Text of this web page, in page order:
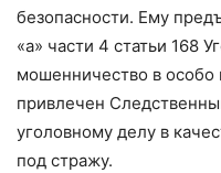
безопасности. Ему
«а» части 4 статьи 168
мошенничество в особо
привлечен
уголовному делу в
под стражу.